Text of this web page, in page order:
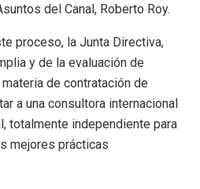
del Canal, Roberto Roy.
proceso, la Junta Directiva,
y de la evaluación de
de contratación de
a una consultora internacional
totalmente independiente para
mejores prácticas